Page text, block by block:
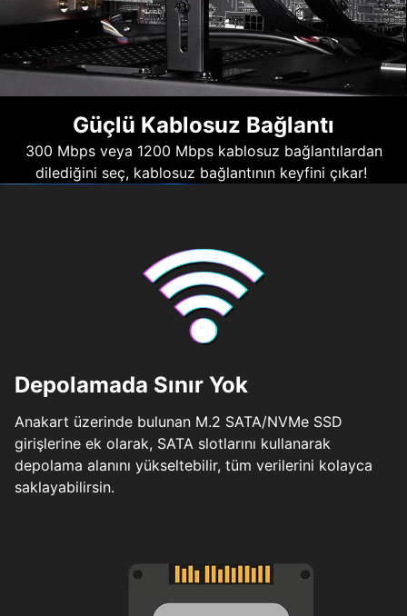
Güçlü Kablosuz Bağlantı
300 Mbps veya 1200 Mbps kablosuz bağlantılardan
dilediğini seç, kablosuz bağlantının keyfini çıkar!
Depolamada Sınır Yok
Anakart üzerinde bulunan M.2 SATA/NVMe SSD
girişlerine ek olarak, SATA slotlarını kullanarak
depolama alanını yükseltebilir, tüm verilerini kolayca
saklayabilirsin.